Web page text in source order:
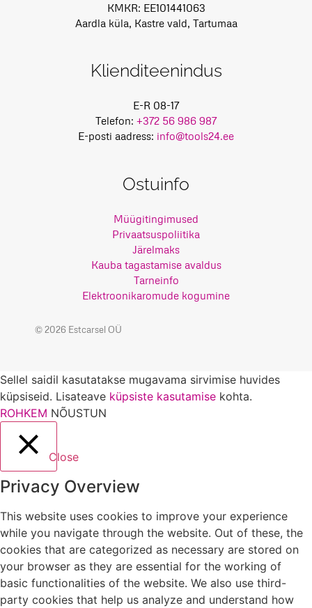
KMKR: EE101441063
Aardla küla, Kastre vald, Tartumaa
Klienditeenindus
E-R 08-17
Telefon: +372 56 986 987
E-posti aadress: info@tools24.ee
Ostuinfo
Müügitingimused
Privaatsuspoliitika
Järelmaks
Kauba tagastamise avaldus
Tarneinfo
Elektroonikaromude kogumine
© 2026 Estcarsel OÜ
Sellel saidil kasutatakse mugavama sirvimise huvides
küpsiseid. Lisateave küpsiste kasutamise kohta.
ROHKEM NÕUSTUN
Close
Privacy Overview
This website uses cookies to improve your experience
while you navigate through the website. Out of these, the
cookies that are categorized as necessary are stored on
your browser as they are essential for the working of
basic functionalities of the website. We also use third-
party cookies that help us analyze and understand how